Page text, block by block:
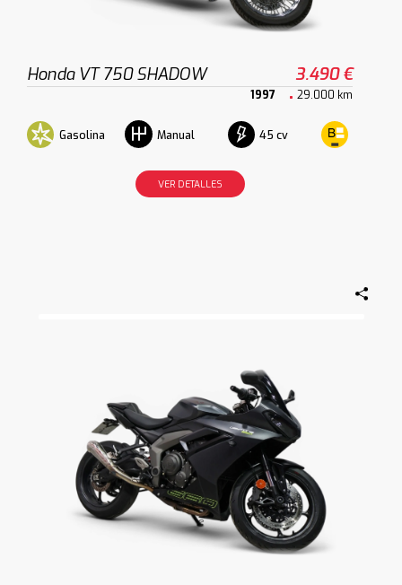
Honda VT 750 SHADOW 3.490 €
1997 29.000 km
Gasolina Manual 45 cv
VER DETALLES